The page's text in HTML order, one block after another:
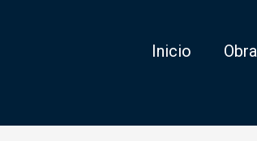
Inicio